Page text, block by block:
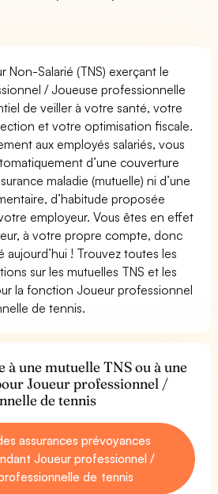
Non-Salarié (TNS) exerçant le
/ Joueuse professionnelle
de veiller à votre santé, votre
et votre optimisation fiscale.
aux employés salariés, vous
d’une couverture
maladie (mutuelle) ni d’une
d’habitude proposée
employeur. Vous êtes en effet
à votre propre compte, donc
! Trouvez toutes les
sur les mutuelles TNS et les
la fonction Joueur professionnel
de tennis.
à une mutuelle TNS ou à une
Joueur professionnel /
de tennis
assurances prévoyances
Joueur professionnel /
de tennis